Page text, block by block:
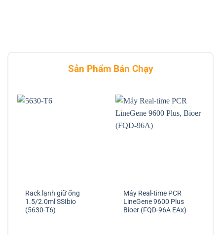
Sản Phẩm Bán Chạy
Rack lạnh giữ ống
1.5/2.0ml SSIbio
(5630-T6)
Máy Real-time PCR
LineGene 9600 Plus
Bioer (FQD-96A EAx)